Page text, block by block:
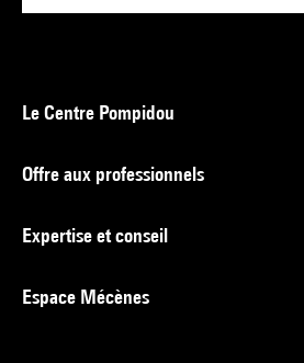
Le Centre Pompidou
Offre aux professionnels
Expertise et conseil
Espace Mécènes